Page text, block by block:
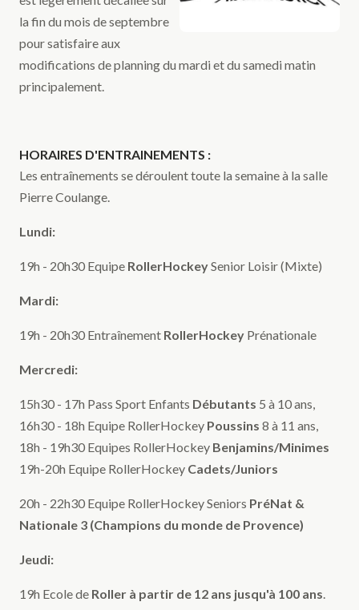
la fin du mois de septembre
pour satisfaire aux
modifications de planning du mardi et du samedi matin
principalement.
HORAIRES D'ENTRAINEMENTS :
Les entraînements se déroulent toute la semaine à la salle
Pierre Coulange.
Lundi:
19h - 20h30 Equipe RollerHockeySenior Loisir (Mixte)
Mardi:
19h - 20h30 Entraînement RollerHockey Prénationale
Mercredi:
15h30 - 17h Pass Sport Enfants Débutants 5 à 10 ans,
16h30 - 18h Equipe RollerHockey Poussins 8 à 11 ans,
18h - 19h30 Equipes RollerHockey Benjamins/Minimes
19h-20h Equipe RollerHockey Cadets/Juniors
20h - 22h30 Equipe RollerHockey Seniors PréNat &
Nationale 3 (Champions du monde de Provence)
Jeudi:
19h Ecole de Roller à partir de 12 ans jusqu'à 100 ans